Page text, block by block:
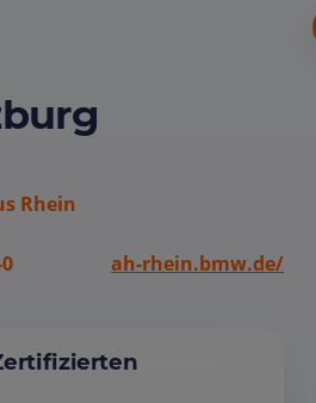
Rhein
ah-rhein.bmw.de/